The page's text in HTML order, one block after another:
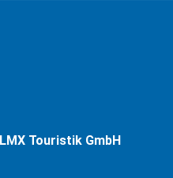
Touristik GmbH